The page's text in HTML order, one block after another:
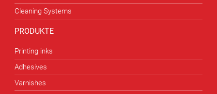
Cleaning Systems
PRODUKTE
Printing inks
Adhesives
Varnishes